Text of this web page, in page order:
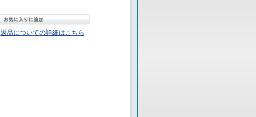
返品についての詳細はこちら